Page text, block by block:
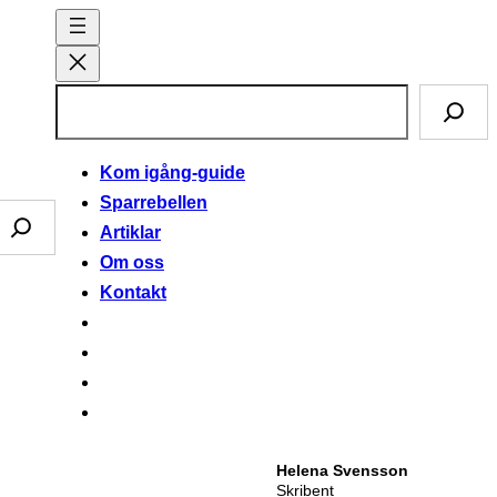
Kom igång-guide
Sparrebellen
Artiklar
Om oss
Kontakt
Helena Svensson
Skribent